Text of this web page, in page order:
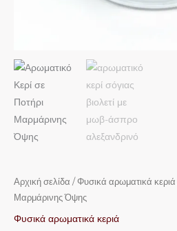
Αρχική σελίδα / Φυσικά αρωματικά κεριά
Μαρμάρινης Όψης
Φυσικά αρωματικά κεριά